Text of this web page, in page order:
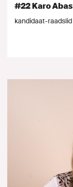
#22 Karo Abas
kandidaat-raadslid